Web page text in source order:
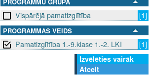
D
PROGRAMMU GRUPA
Vispārējā pamatizglītība [1]
PROGRAMMAS VEIDS
Pamatizglītība 1.-9.klase 1.-2. LKI
[1]
Izvēlēties vairāk
Atcelt